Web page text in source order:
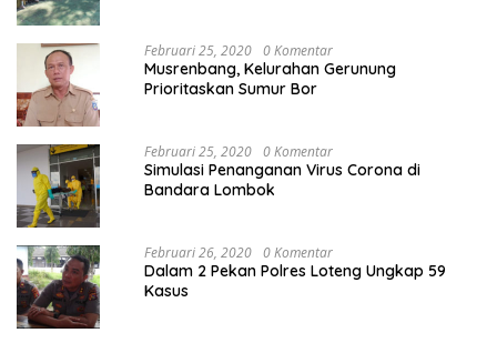
Februari 25, 2020 0 Komentar
Musrenbang, Kelurahan Gerunung
Prioritaskan Sumur Bor
Februari 25, 2020 0 Komentar
Simulasi Penanganan Virus Corona di
Bandara Lombok
Februari 26, 2020 0 Komentar
Dalam 2 Pekan Polres Loteng Ungkap 59
Kasus